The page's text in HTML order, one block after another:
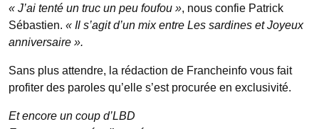
« J’ai tenté un truc un peu foufou », nous confie Patrick
Sébastien. « Il s’agit d’un mix entre Les sardines et Joyeux
anniversaire ».
Sans plus attendre, la rédaction de Francheinfo vous fait
profiter des paroles qu’elle s’est procurée en exclusivité.
Et encore un coup d’LBD